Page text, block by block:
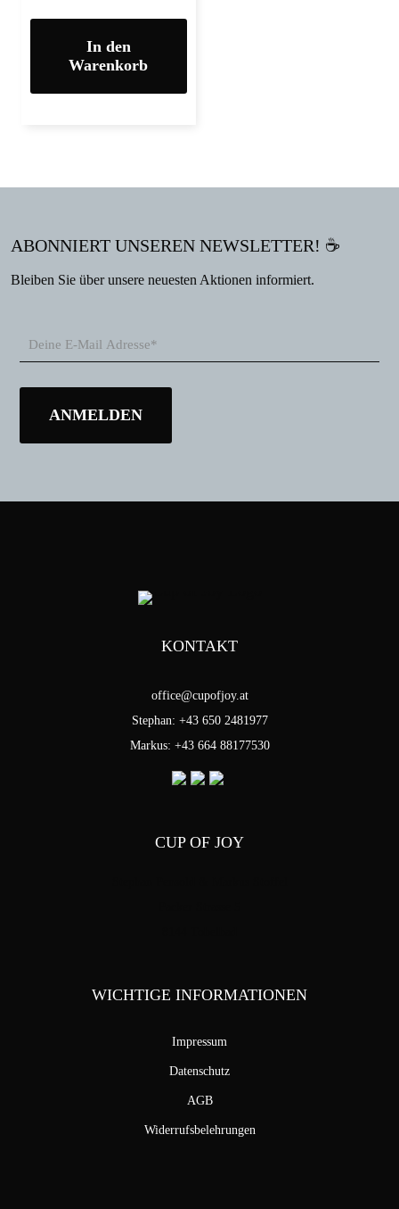
In den
Warenkorb
ABONNIERT UNSEREN NEWSLETTER! ☕
Bleiben Sie über unsere neuesten Aktionen informiert.
KONTAKT
office@cupofjoy.at
Stephan: +43 650 2481977
Markus: +43 664 88177530
CUP OF JOY
WICHTIGE INFORMATIONEN
Impressum
Datenschutz
AGB
Widerrufsbelehrungen